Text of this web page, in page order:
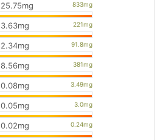
25.75mg
3.63mg
2.34mg
8.56mg
0.08mg
0.05mg
0.02mg